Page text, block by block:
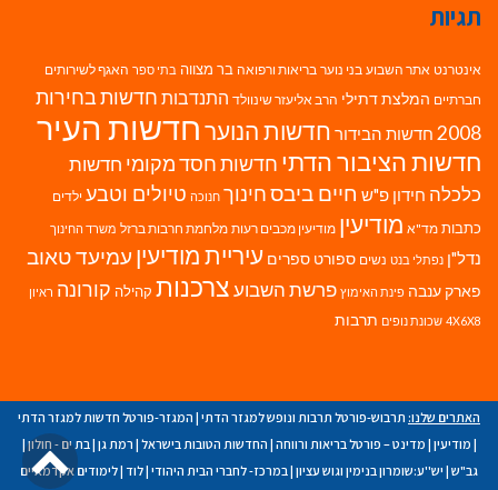
תגיות
אינטרנט אתר השבוע בני נוער בריאות ורפואה בר מצווה בתי ספר האגף לשירותים
חברתיים המלצת דתילי הרב אליעזר שינוולד התנדבות חדשות בחירות
2008 חדשות הבידור חדשות הנוערחדשות העיר
חדשות הציבור הדתי חדשות חסד מקומי חדשות
כלכלה חידון פ"ש חיים ביבסחינוך חנוכה טיולים וטבע ילדים
כתבות מד"א מודיעין מודיעין מכבים רעות מלחמת חרבות ברזל משרד החינוך
נדל"ן נפתלי בנט נשים ספורט ספרים עיריית מודיעין עמיעד טאוב
פארק ענבה פינת האימוץ פרשת השבועצרכנות קהילה קורונה ראיון
4X6X8 שכונת נופים תרבות
האתרים שלנו: תרבוש-פורטל תרבות ונופש למגזר הדתי | המגזר-פורטל חדשות למגזר הדתי
| מודיעין | מדינט – פורטל בריאות ורווחה | החדשות הטובות בישראל | רמת גן |בת ים - חולון|
גב"ש | יש''ע:שומרון בנימין וגוש עציון |במרכז- לחברי הבית היהודי |לוד |לימודים אקדמאיים